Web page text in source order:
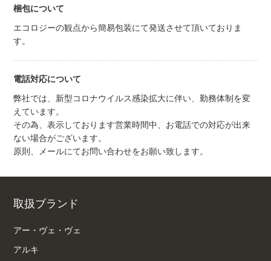
梱包について
エコロジーの観点から簡易包装にて発送させて頂いておりま
す。
電話対応について
弊社では、新型コロナウイルス感染拡大に伴い、勤務体制を変
えています。
その為、表示しております営業時間中、お電話での対応が出来
ない場合がございます。
原則、メールにてお問い合わせをお願い致します。
取扱ブランド
アー・ヴェ・ヴェ
アルキ